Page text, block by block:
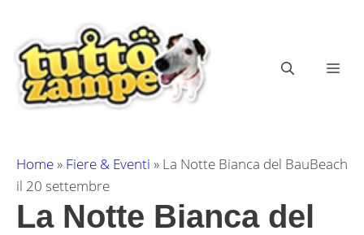
contenuto
Home» Fiere & Eventi » La Notte Bianca del BauBeach
il 20 settembre
La Notte Bianca del